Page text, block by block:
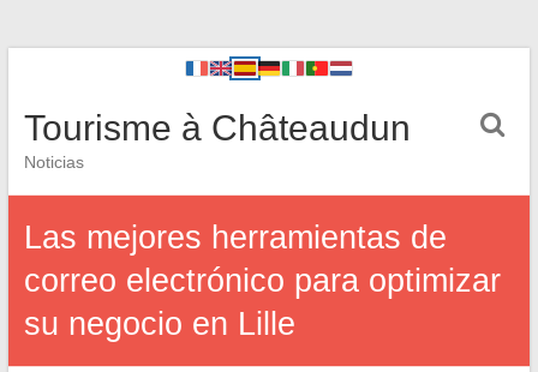
Tourisme à Châteaudun
Noticias
Las mejores herramientas de
correo electrónico para optimizar
su negocio en Lille